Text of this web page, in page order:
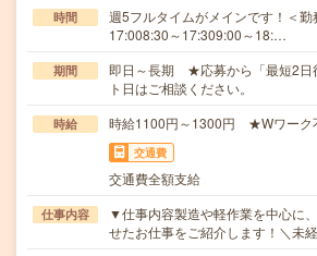
時間
週5フルタイムがメインです！＜
17:008:30～17:309:00～18:…
期間
即日～長期 ★応募から「最短2日
ト日はご相談ください。
時給 時給1100円～1300円 ★Wワーク
交通費
交通費全額支給
仕事内容
▼仕事内容製造や軽作業を中心に
せたお仕事をご紹介します！＼未